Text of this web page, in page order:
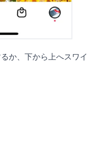
か、下から上へスワイ